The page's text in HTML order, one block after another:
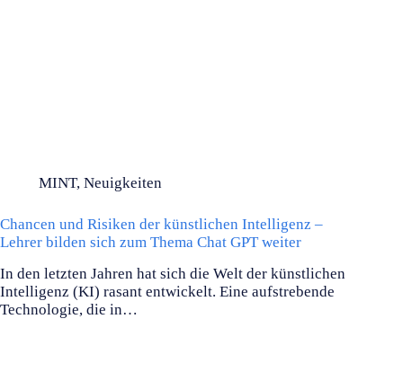
MINT, Neuigkeiten
Chancen und Risiken der künstlichen Intelligenz –
Lehrer bilden sich zum Thema Chat GPT weiter
In den letzten Jahren hat sich die Welt der künstlichen
Intelligenz (KI) rasant entwickelt. Eine aufstrebende
Technologie, die in…